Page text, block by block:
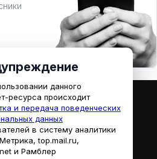
Кино
,reklama@mediaryazan.ru
данного
ресурса происходит
и передача поведенческих
данных
в систему аналитики
top.mail.ru,
и Рамблер